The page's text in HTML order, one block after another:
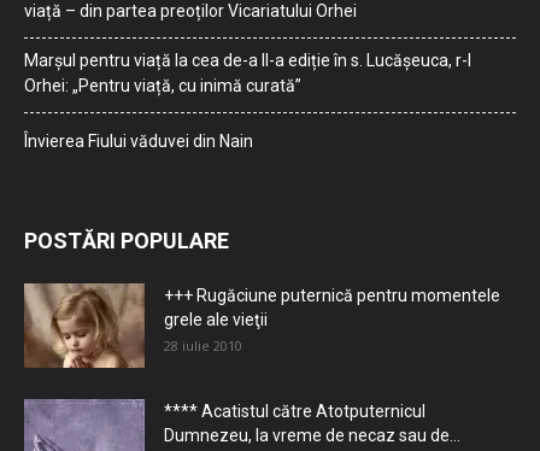
viață – din partea preoților Vicariatului Orhei
Marșul pentru viață la cea de-a II-a ediție în s. Lucășeuca, r-l
Orhei: „Pentru viață, cu inimă curată”
Învierea Fiului văduvei din Nain
POSTĂRI POPULARE
+++ Rugăciune puternică pentru momentele
grele ale vieţii
28 iulie 2010
**** Acatistul către Atotputernicul
Dumnezeu, la vreme de necaz sau de...